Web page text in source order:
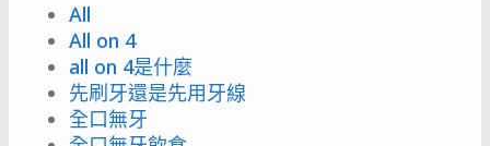
All
All on 4
all on 4是什麼
先刷牙還是先用牙線
全口無牙